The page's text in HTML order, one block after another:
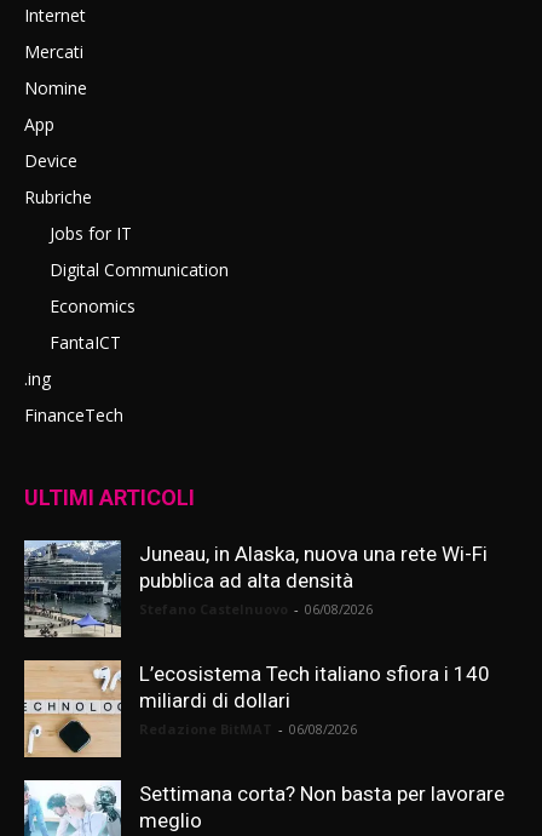
Internet
Mercati
Nomine
App
Device
Rubriche
Jobs for IT
Digital Communication
Economics
FantaICT
.ing
FinanceTech
ULTIMI ARTICOLI
Juneau, in Alaska, nuova una rete Wi-Fi
pubblica ad alta densità
- 06/08/2026
L’ecosistema Tech italiano sfiora i 140
miliardi di dollari
- 06/08/2026
Settimana corta? Non basta per lavorare
meglio